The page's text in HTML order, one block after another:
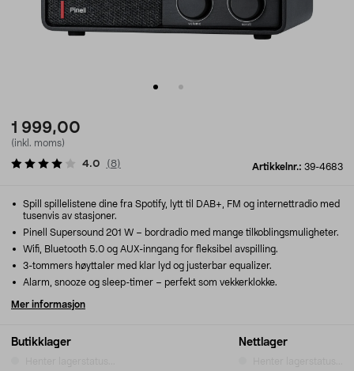
1 999,00
(inkl. moms)
Artikkelnr.: 39-4683
4.0 (8)
Butikklager Nettlager
Spill spillelistene dine fra Spotify, lytt til DAB+, FM og internettradio med
tusenvis av stasjoner.
Pinell Supersound 201 W – bordradio med mange tilkoblingsmuligheter.
Wifi, Bluetooth 5.0 og AUX-inngang for fleksibel avspilling.
3-tommers høyttaler med klar lyd og justerbar equalizer.
Alarm, snooze og sleep-timer – perfekt som vekkerklokke.
Mer informasjon